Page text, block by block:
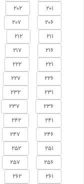
201
202
206
207
211
212
216
217
221
222
226
227
231
232
236
237
241
242
246
247
251
252
256
257
261
262